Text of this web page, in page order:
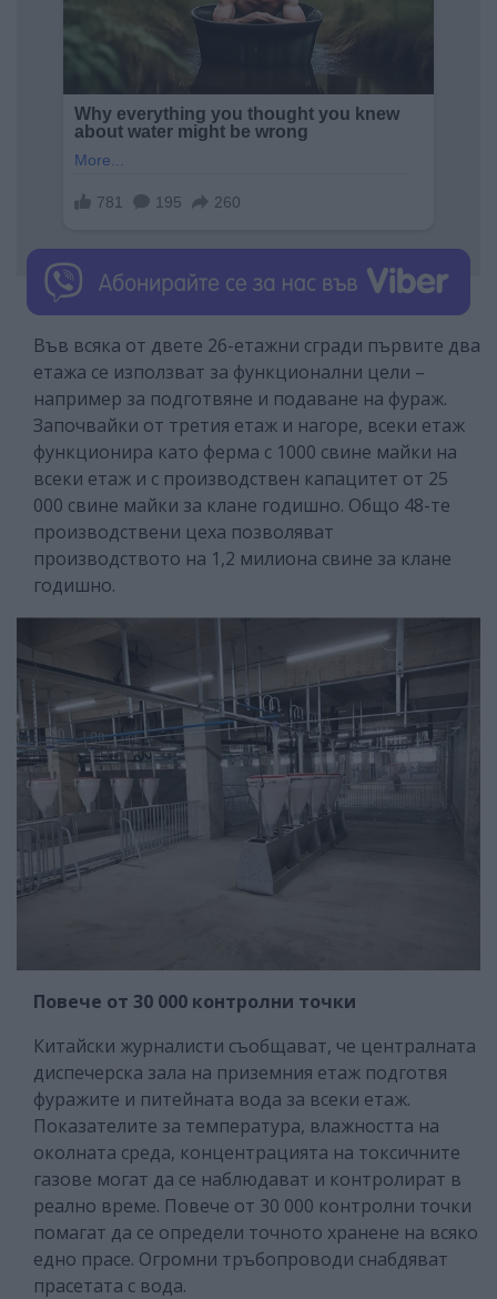
Във всяка от двете 26-етажни сгради първите два
етажа се използват за функционални цели –
например за подготвяне и подаване на фураж.
Започвайки от третия етаж и нагоре, всеки етаж
функционира като ферма с 1000 свине майки на
всеки етаж и с производствен капацитет от 25
000 свине майки за клане годишно. Общо 48-те
производствени цеха позволяват
производството на 1,2 милиона свине за клане
годишно.
Повече от 30 000 контролни точки
Китайски журналисти съобщават, че централната
диспечерска зала на приземния етаж подготвя
фуражите и питейната вода за всеки етаж.
Показателите за температура, влажността на
околната среда, концентрацията на токсичните
газове могат да се наблюдават и контролират в
реално време. Повече от 30 000 контролни точки
помагат да се определи точното хранене на всяко
едно прасе. Огромни тръбопроводи снабдяват
прасетата с вода.